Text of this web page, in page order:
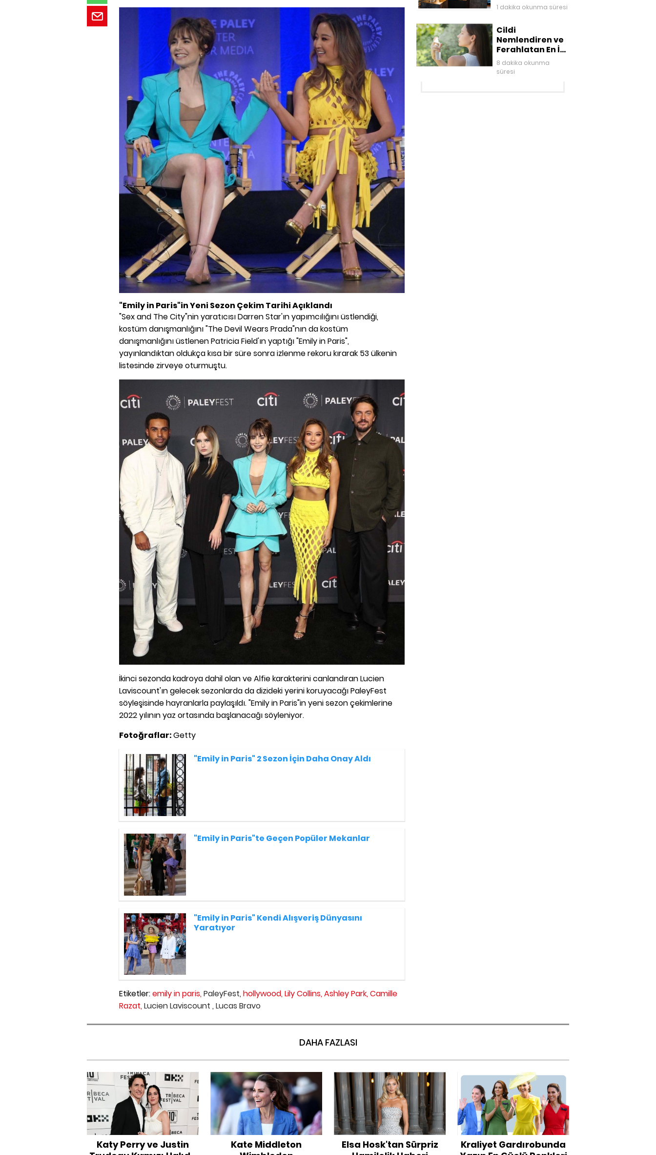
"Emily in Paris"in Yeni Sezon Çekim Tarihi Açıklandı
"Sex and The City"nin yaratıcısı Darren Star'ın yapımcılığını üstlendiği,
kostüm danışmanlığını "The Devil Wears Prada"nın da kostüm
danışmanlığını üstlenen Patricia Field'ın yaptığı "Emily in Paris",
yayınlandıktan oldukça kısa bir süre sonra izlenme rekoru kırarak 53 ülkenin
listesinde zirveye oturmuştu.
İkinci sezonda kadroya dahil olan ve Alfie karakterini canlandıran Lucien
Laviscount'ın gelecek sezonlarda da dizideki yerini koruyacağı PaleyFest
söyleşisinde hayranlarla paylaşıldı. "Emily in Paris"in yeni sezon çekimlerine
2022 yılının yaz ortasında başlanacağı söyleniyor.
Fotoğraflar:Getty
"Emily in Paris" 2 Sezon İçin Daha Onay Aldı
"Emily in Paris"te Geçen Popüler Mekanlar
"Emily in Paris" Kendi Alışveriş Dünyasını
Yaratıyor
Etiketler:emily in paris,PaleyFest, hollywood,Lily Collins,Ashley Park,Camille
Razat,Lucien Laviscount , Lucas Bravo
1 dakika okunma süresi
Cildi
Nemlendiren ve
Ferahlatan En İyi
Yüz Mistleri
8 dakika okunma
süresi
DAHA FAZLASI
Katy Perry ve Justin
Kate Middleton
Elsa Hosk'tan Sürpriz
Kraliyet Gardırobunda